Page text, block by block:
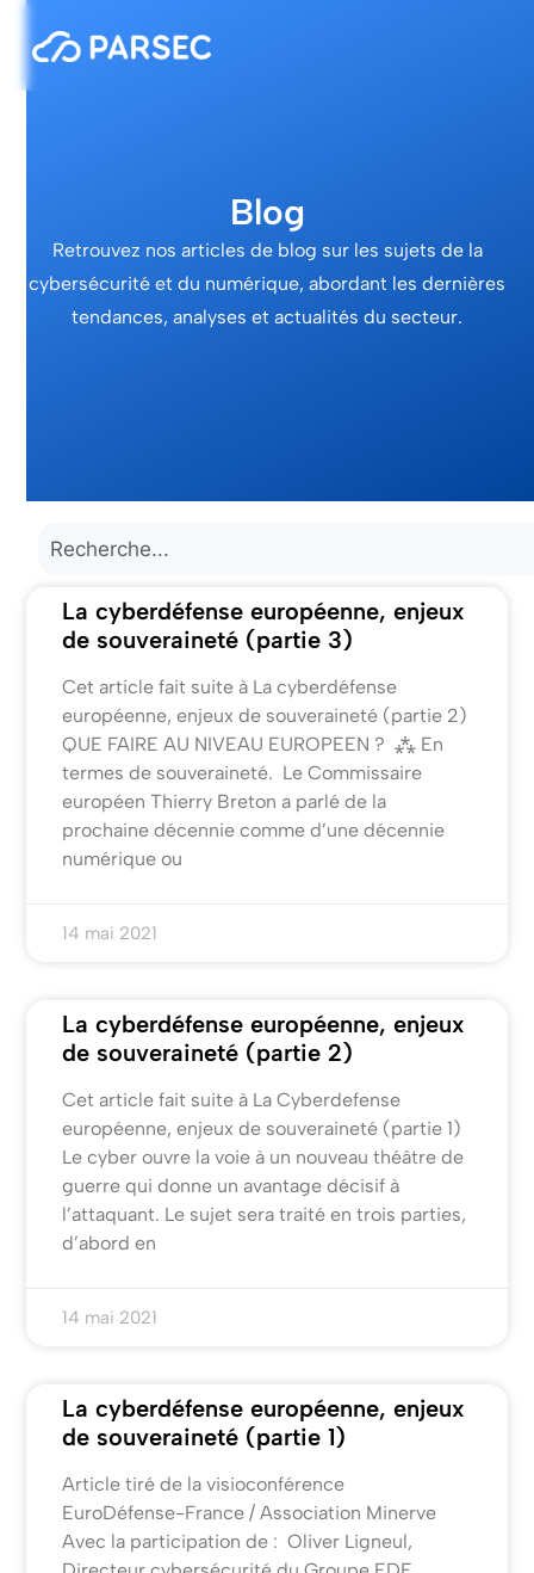
Blog
Retrouvez nos articles de blog sur les sujets de la
cybersécurité et du numérique, abordant les dernières
tendances, analyses et actualités du secteur.
La cyberdéfense européenne, enjeux
de souveraineté (partie 3)
Cet article fait suite à La cyberdéfense
européenne, enjeux de souveraineté (partie 2)
QUE FAIRE AU NIVEAU EUROPEEN ? ⁂ En
termes de souveraineté. Le Commissaire
européen Thierry Breton a parlé de la
prochaine décennie comme d’une décennie
numérique ou
14 mai 2021
La cyberdéfense européenne, enjeux
de souveraineté (partie 2)
Cet article fait suite à La Cyberdefense
européenne, enjeux de souveraineté (partie 1)
Le cyber ouvre la voie à un nouveau théâtre de
guerre qui donne un avantage décisif à
l’attaquant. Le sujet sera traité en trois parties,
d’abord en
14 mai 2021
La cyberdéfense européenne, enjeux
de souveraineté (partie 1)
Article tiré de la visioconférence
EuroDéfense-France / Association Minerve
Avec la participation de : Oliver Ligneul,